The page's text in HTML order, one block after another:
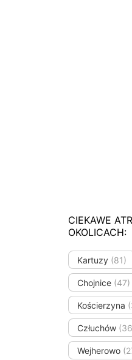
CIEKAWE
OKOLICACH:
Kartuzy (81)
Chojnice (47)
Kościerzyna
Człuchów
Wejherowo